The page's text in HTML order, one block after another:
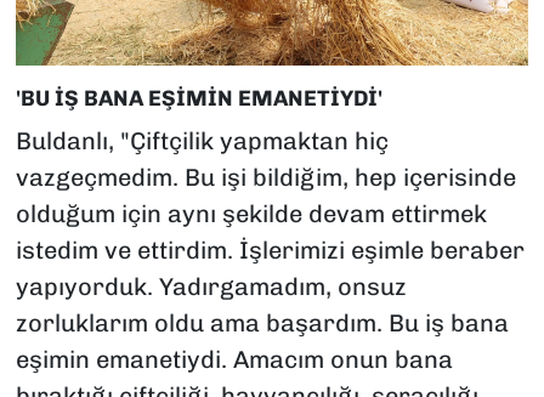
'BU İŞ BANA EŞİMİN EMANETİYDİ'
Buldanlı, "Çiftçilik yapmaktan hiç
vazgeçmedim. Bu işi bildiğim, hep içerisinde
olduğum için aynı şekilde devam ettirmek
istedim ve ettirdim. İşlerimizi eşimle beraber
yapıyorduk. Yadırgamadım, onsuz
zorluklarım oldu ama başardım. Bu iş bana
eşimin emanetiydi. Amacım onun bana